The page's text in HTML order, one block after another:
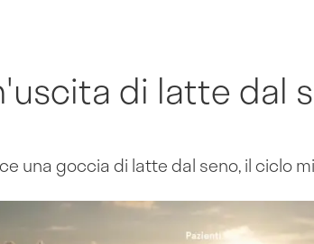
di latte dal
una goccia di latte dal seno, il ciclo